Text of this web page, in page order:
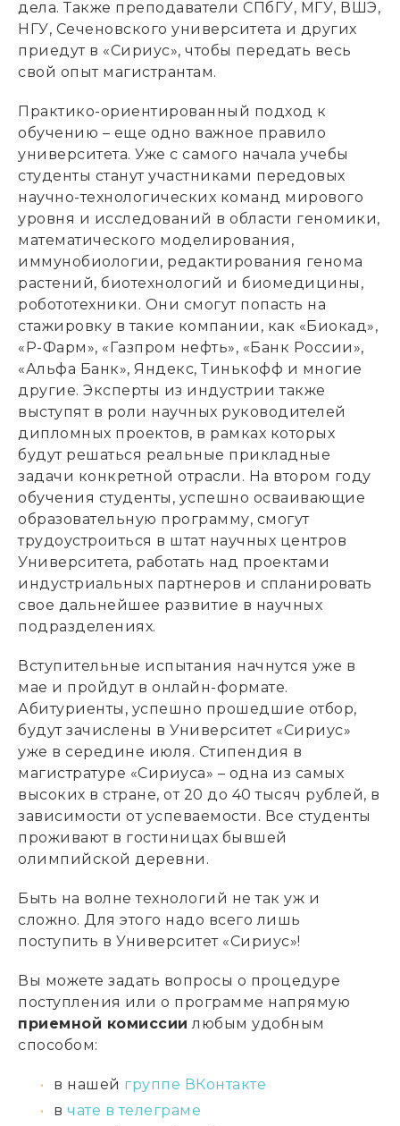
дела. Также преподаватели СПбГУ, МГУ, ВШЭ,
НГУ, Сеченовского университета и других
приедут в «Сириус», чтобы передать весь
свой опыт магистрантам.
Практико-ориентированный подход к
обучению – еще одно важное правило
университета. Уже с самого начала учебы
студенты станут участниками передовых
научно-технологических команд мирового
уровня и исследований в области геномики,
математического моделирования,
иммунобиологии, редактирования генома
растений, биотехнологий и биомедицины,
робототехники. Они смогут попасть на
стажировку в такие компании, как «Биокад»,
«Р-Фарм», «Газпром нефть», «Банк России»,
«Альфа Банк», Яндекс, Тинькофф и многие
другие. Эксперты из индустрии также
выступят в роли научных руководителей
дипломных проектов, в рамках которых
будут решаться реальные прикладные
задачи конкретной отрасли. На втором году
обучения студенты, успешно осваивающие
образовательную программу, смогут
трудоустроиться в штат научных центров
Университета, работать над проектами
индустриальных партнеров и спланировать
свое дальнейшее развитие в научных
подразделениях.
Вступительные испытания начнутся уже в
мае и пройдут в онлайн-формате.
Абитуриенты, успешно прошедшие отбор,
будут зачислены в Университет «Сириус»
уже в середине июля. Стипендия в
магистратуре «Сириуса» – одна из самых
высоких в стране, от 20 до 40 тысяч рублей, в
зависимости от успеваемости. Все студенты
проживают в гостиницах бывшей
олимпийской деревни.
Быть на волне технологий не так уж и
сложно. Для этого надо всего лишь
поступить в Университет «Сириус»!
Вы можете задать вопросы о процедуре
поступления или о программе напрямую
приемной комиссии любым удобным
способом:
в нашей группе ВКонтакте
в чате в телеграме